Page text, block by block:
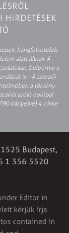
HIRDETÉSEK
hangfelvételek,
alatt állnak. A
beleértve a
is – A szerzői
a törvény
szóló európai
Irányelve) 4. cikke
Budapest,
1 356 5520
Editor in
kérjük írja
contained in